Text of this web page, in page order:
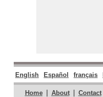
English Español français
Home | About | Contact